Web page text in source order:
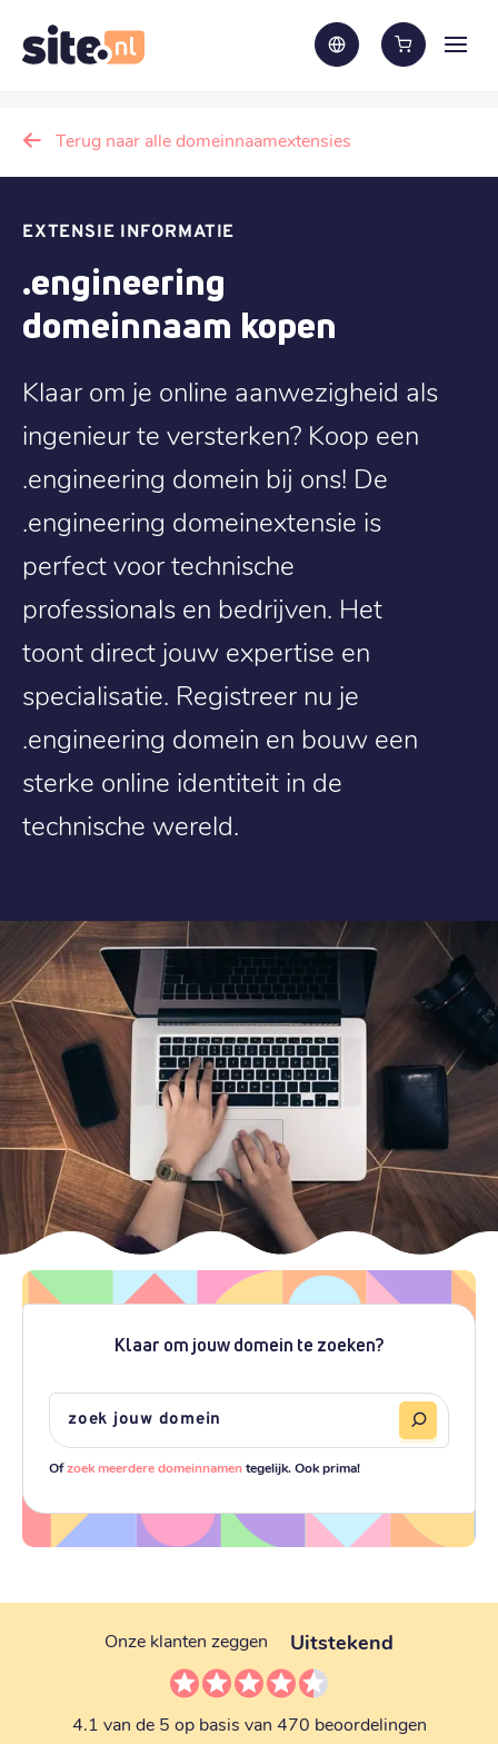
Terug naar alle domeinnaamextensies
EXTENSIE INFORMATIE
.engineering
domeinnaam kopen
Klaar om je online aanwezigheid als
ingenieur te versterken? Koop een
.engineering domein bij ons! De
.engineering domeinextensie is
perfect voor technische
professionals en bedrijven. Het
toont direct jouw expertise en
specialisatie. Registreer nu je
.engineering domein en bouw een
sterke online identiteit in de
technische wereld.
Klaar om jouw domein te zoeken?
Ofzoek meerdere domeinnamentegelijk. Ook prima!
Onze klanten zeggen Uitstekend
4.1 van de 5 op basis van 470 beoordelingen